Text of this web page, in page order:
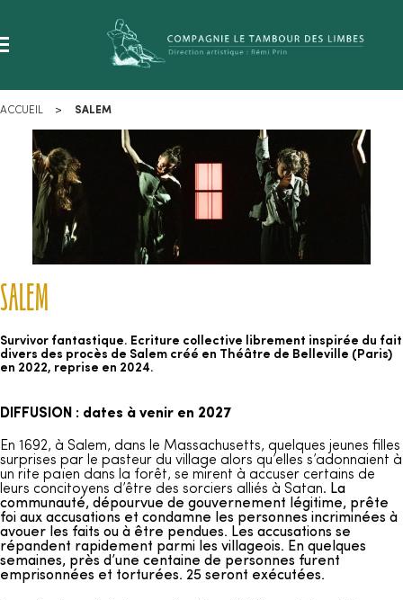
ACCUEIL SALEM
SALEM
Survivor fantastique. Ecriture collective librement inspirée du fait
divers des procès de Salem créé en Théâtre de Belleville (Paris)
en 2022, reprise en 2024.
DIFFUSION : dates à venir en 2027
En 1692, à Salem, dans le Massachusetts, quelques jeunes filles
surprises par le pasteur du village alors qu’elles s’adonnaient à
un rite païen dans la forêt, se mirent à accuser certains de
leurs concitoyens d’être des sorciers alliés à Satan. La
communauté, dépourvue de gouvernement légitime, prête
foi aux accusations et condamne les personnes incriminées à
avouer les faits ou à être pendues. Les accusations se
répandent rapidement parmi les villageois. En quelques
semaines, près d’une centaine de personnes furent
emprisonnées et torturées. 25 seront exécutées.